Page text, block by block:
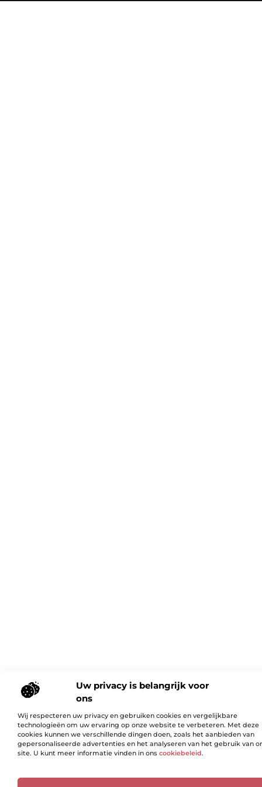
Uw privacy is belangrijk voor
ons
Wij respecteren uw privacy en gebruiken cookies en vergelijkbare
technologieën om uw ervaring op onze website te verbeteren. Met deze
cookies kunnen we verschillende dingen doen, zoals het aanbieden van
gepersonaliseerde advertenties en het analyseren van het gebruik van
site. U kunt meer informatie vinden in ons cookiebeleid.